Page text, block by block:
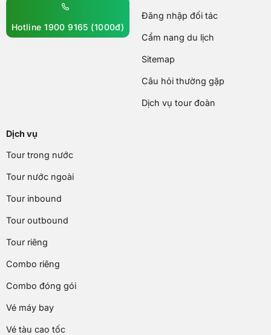
Hotline 1900 9165 (1000đ)
Đăng nhập đối tác
Cẩm nang du lịch
Sitemap
Câu hỏi thường gặp
Dịch vụ tour đoàn
Dịch vụ
Tour trong nước
Tour nước ngoài
Tour inbound
Tour outbound
Tour riêng
Combo riêng
Combo đóng gói
Vé máy bay
Vé tàu cao tốc